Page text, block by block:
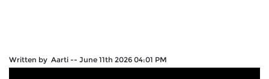
Written by Aarti -- June 11th 2026 04:01 PM